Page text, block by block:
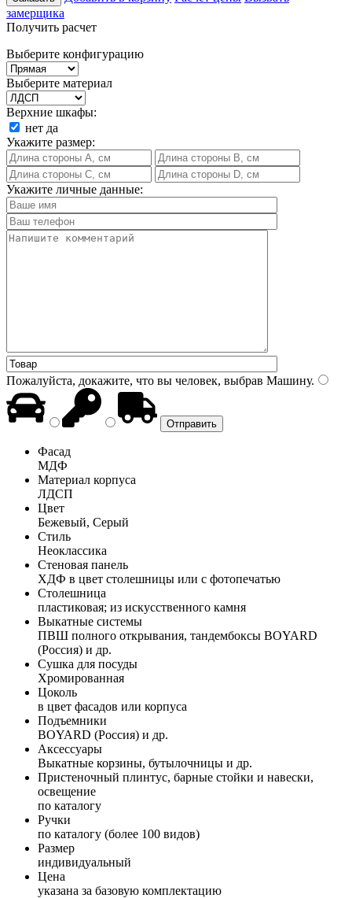
замерщика
Получить расчет
Выберите конфигурацию
Выберите материал
Верхние шкафы:
нет да
Укажите размер:
Укажите личные данные:
Пожалуйста, докажите, что вы человек, выбрав Машину.
Фасад
МДФ
Материал корпуса
ЛДСП
Цвет
Бежевый, Серый
Стиль
Неоклассика
Стеновая панель
ХДФ в цвет столешницы или с фотопечатью
Столешница
пластиковая; из искусственного камня
Выкатные системы
ПВШ полного открывания, тандембоксы BOYARD
(Россия) и др.
Сушка для посуды
Хромированная
Цоколь
в цвет фасадов или корпуса
Подъемники
BOYARD (Россия) и др.
Аксессуары
Выкатные корзины, бутылочницы и др.
Пристеночный плинтус, барные стойки и навески,
освещение
по каталогу
Ручки
по каталогу (более 100 видов)
Размер
индивидуальный
Цена
указана за базовую комплектацию